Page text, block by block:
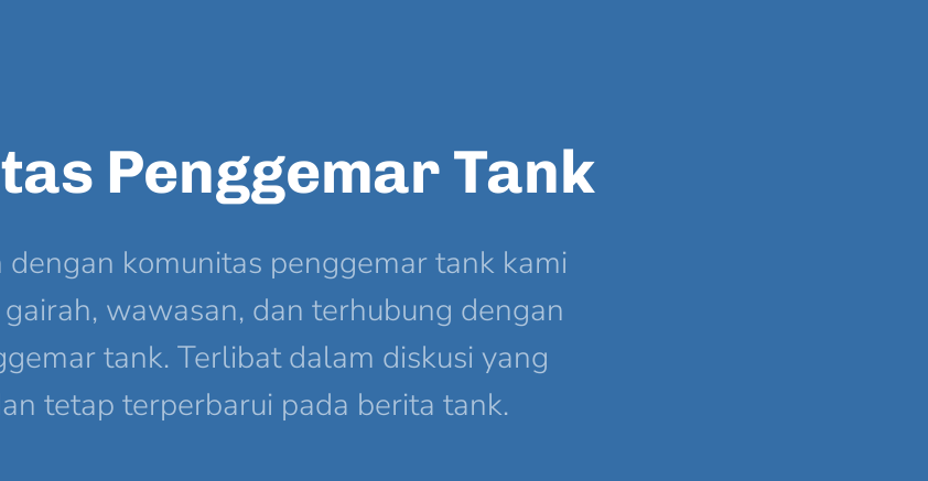
Penggemar Tank
komunitas penggemar tank kami
wawasan, dan terhubung dengan
tank. Terlibat dalam diskusi yang
tetap terperbarui pada berita tank.